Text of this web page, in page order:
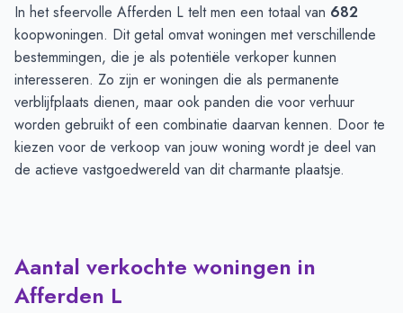
In het sfeervolle Afferden L telt men een totaal van 682
koopwoningen. Dit getal omvat woningen met verschillende
bestemmingen, die je als potentiële verkoper kunnen
interesseren. Zo zijn er woningen die als permanente
verblijfplaats dienen, maar ook panden die voor verhuur
worden gebruikt of een combinatie daarvan kennen. Door te
kiezen voor de verkoop van jouw woning wordt je deel van
de actieve vastgoedwereld van dit charmante plaatsje.
Aantal verkochte woningen in
Afferden L